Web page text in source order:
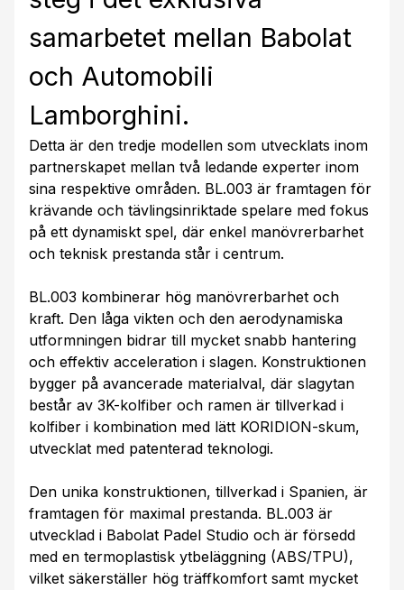
samarbetet mellan Babolat
och Automobili
Lamborghini.
Detta är den tredje modellen som utvecklats inom
partnerskapet mellan två ledande experter inom
sina respektive områden. BL.003 är framtagen för
krävande och tävlingsinriktade spelare med fokus
på ett dynamiskt spel, där enkel manövrerbarhet
och teknisk prestanda står i centrum.
BL.003 kombinerar hög manövrerbarhet och
kraft. Den låga vikten och den aerodynamiska
utformningen bidrar till mycket snabb hantering
och effektiv acceleration i slagen. Konstruktionen
bygger på avancerade materialval, där slagytan
består av 3K-kolfiber och ramen är tillverkad i
kolfiber i kombination med lätt KORIDION-skum,
utvecklat med patenterad teknologi.
Den unika konstruktionen, tillverkad i Spanien, är
framtagen för maximal prestanda. BL.003 är
utvecklad i Babolat Padel Studio och är försedd
med en termoplastisk ytbeläggning (ABS/TPU),
vilket säkerställer hög träffkomfort samt mycket